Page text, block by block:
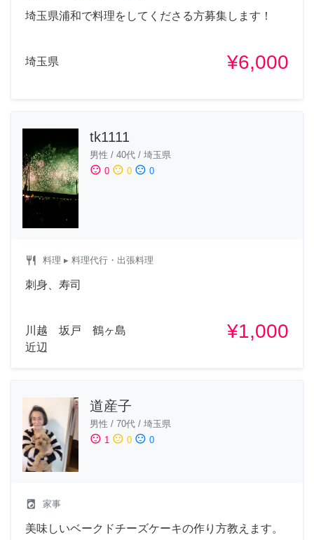
埼玉県浦和で料理をしてくださる方募集します！
埼玉県 ¥6,000
tk1111
男性 / 40代 / 埼玉県
sentiment_satisfied 0 sentiment_neutral 0 sentiment_dissatisfied 0
restaurant 料理 ▸ 料理代行・出張料理
刺身、寿司
川越 坂戸 鶴ヶ島
近辺
¥1,000
道産子
男性 / 70代 / 埼玉県
sentiment_satisfied 1 sentiment_neutral 0 sentiment_dissatisfied 0
local_laundry_service 家事
美味しいベークドチーズケーキの作り方教えます。